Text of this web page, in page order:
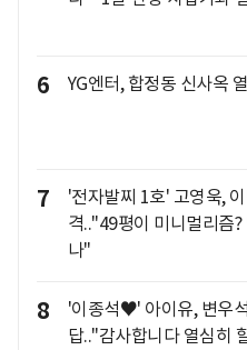
6 YG엔터, 합정동 신사옥
7
'전자발찌 1호' 고영욱,
격.."49평이 미니멀리즘
나"
8
'이종석♥' 아이유, 변우
답.."감사합니다 열심히